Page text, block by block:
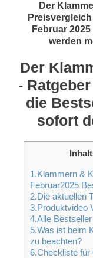
Der
Februar
werden
Der
-
die
sofort
1.Klammern &
Februar2025
2.Die aktuellen
3.Produktvideo
4.Alle Bestseller
5.Was ist beim
zu beachten?
6.Checkliste für